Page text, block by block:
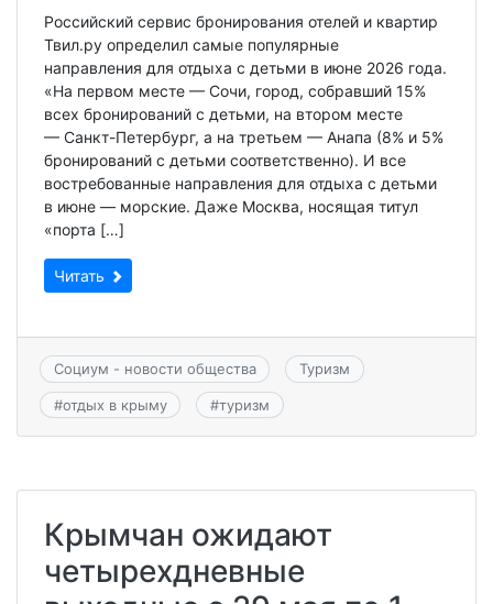
Российский сервис бронирования отелей и квартир
Твил.ру определил самые популярные
направления для отдыха с детьми в июне 2026 года.
«На первом месте — Сочи, город, собравший 15%
всех бронирований с детьми, на втором месте
— Санкт-Петербург, а на третьем — Анапа (8% и 5%
бронирований с детьми соответственно). И все
востребованные направления для отдыха с детьми
в июне — морские. Даже Москва, носящая титул
«порта […]
Читать
Социум - новости общества Туризм
#отдых в крыму #туризм
Крымчан ожидают
четырехдневные